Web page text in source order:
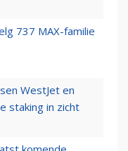
737 MAX-familie
WestJet en
staking in zicht